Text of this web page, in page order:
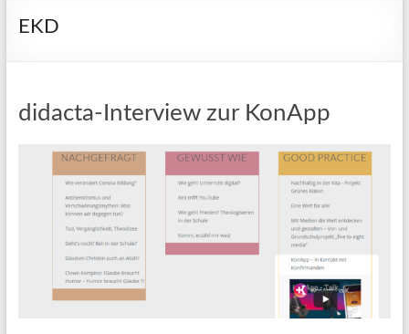
EKD
didacta-Interview zur KonApp